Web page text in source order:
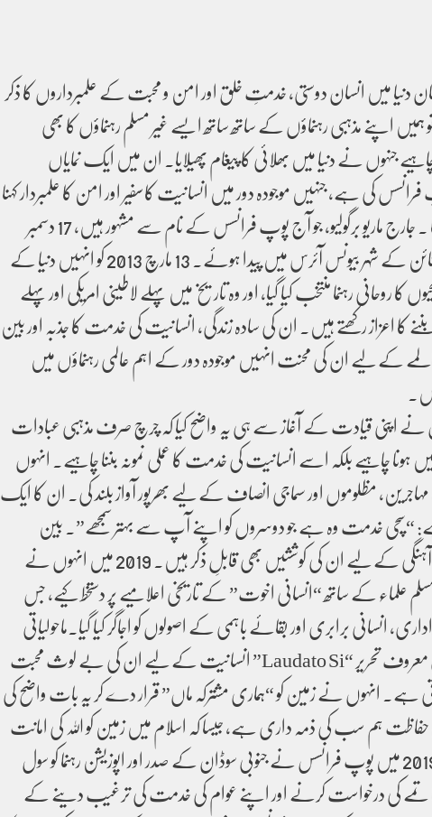
میں انسان دوستی، خدمتِ خلق اور امن و محبت کے علمبرداروں کا ذکر
اپنے مذہبی رہنماؤں کے ساتھ ساتھ ایسے غیر مسلم رہنماؤں کا بھی
جنہوں نے دنیا میں بھلائی کا پیغام پھیلایا۔ ان میں ایک نمایاں
کی ہے، جنہیں موجودہ دور میں انسانیت کاسفیر اور امن کا علمبردار کہنا
بے جانہ ہوگا ۔ جارج ماریو برگولیو، جو آج پوپ فرانسس کے نام سے مشہور ہیں، 17 دسمبر
1936 کو ارجنٹائن کے شہر بیونس آئرس میں پیدا ہوئے۔ 13 مارچ 2013 کو انہیں دنیا کے
کا روحانی رہنما منتخب کیا گیا، اور وہ تاریخ میں پہلے لاطینی امریکی اور پہلے
کا اعزاز رکھتے ہیں۔ ان کی سادہ زندگی، انسانیت کی خدمت کا جذبہ اور بین
کے لیے ان کی محنت انہیں موجودہ دور کے اہم عالمی رہنماؤں میں
اپنی قیادت کے آغاز سے ہی یہ واضح کیا کہ چرچ صرف مذہبی عبادات
ہونا چاہیے بلکہ اسے انسانیت کی خدمت کا عملی نمونہ بننا چاہیے۔ انہوں
مظلوموں اور سماجی انصاف کے لیے بھرپور آواز بلند کی۔ ان کا ایک
“سچی خدمت وہ ہے جو دوسروں کو اپنے آپ سے بہتر سمجھے”۔ بین
المذاہب ہم آہنگی کے لیے ان کی کوششیں بھی قابلِ ذکر ہیں۔ 2019 میں انہوں نے
علماء کے ساتھ “انسانی اخوت” کے تاریخی اعلامیے پر دستخط کیے، جس
انسانی برابری اور بقائے باہمی کے اصولوں کو اجاگر کیا گیا۔ماحولیاتی
تحفظ پر ان کی معروف تحریر “Laudato Si” انسانیت کے لیے ان کی بے لوث محبت
ہے۔ انہوں نے زمین کو “ہماری مشترکہ ماں” قرار دے کر یہ بات واضح کی
حفاظت ہم سب کی ذمہ داری ہے، جیسا کہ اسلام میں زمین کو اللہ کی امانت
کہاگیا ہے۔ 2019 میں پوپ فرانسس نے جنوبی سوڈان کے صدر اور اپوزیشن رہنما کو سول
کی درخواست کرنے اور اپنے عوام کی خدمت کی ترغیب دینے کے